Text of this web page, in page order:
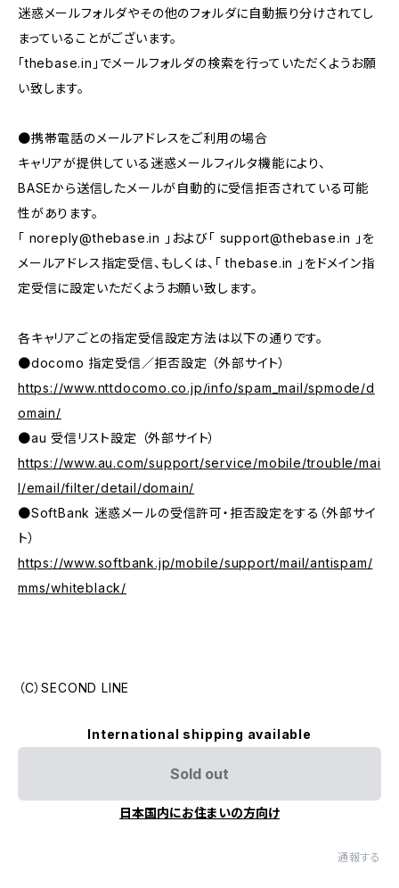
迷惑メールフォルダやその他のフォルダに自動振り分けされてし
まっていることがございます。
「thebase.in」でメールフォルダの検索を行っていただくようお願
い致します。
●携帯電話のメールアドレスをご利用の場合
キャリアが提供している迷惑メールフィルタ機能により、
BASEから送信したメールが自動的に受信拒否されている可能
性があります。
「 noreply@thebase.in 」および「 support@thebase.in
」を
メールアドレス指定受信、もしくは、「 thebase.in 」をドメイン指
定受信に設定いただくようお願い致します。
各キャリアごとの指定受信設定方法は以下の通りです。
●docomo 指定受信／拒否設定 （外部サイト）
https://www.nttdocomo.co.jp/info/spam_mail/spmode/d
omain/
●au 受信リスト設定 （外部サイト）
https://www.au.com/support/service/mobile/trouble/mai
l/email/filter/detail/domain/
●SoftBank 迷惑メールの受信許可・拒否設定をする（外部サイ
ト）
https://www.softbank.jp/mobile/support/mail/antispam/
mms/whiteblack/
（C）SECOND LINE
International shipping available
Sold out
日本国内にお住まいの方向け
通報する